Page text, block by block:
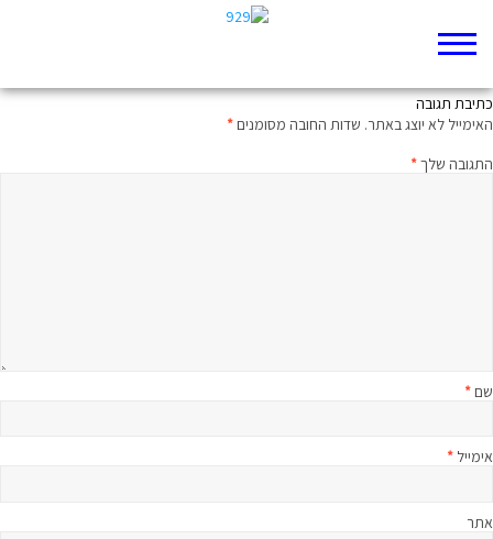
כתיבת תגובה
האימייל לא יוצג באתר. שדות החובה מסומנים*
התגובה שלך*
שם*
אימייל *
אתר